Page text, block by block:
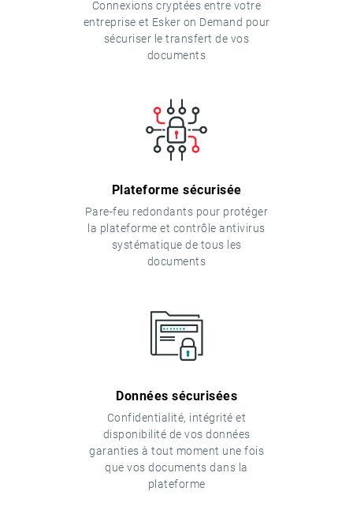
Connexions cryptées entre votre
entreprise et Esker on Demand pour
sécuriser le transfert de vos
documents
Plateforme sécurisée
Pare-feu redondants pour protéger
la plateforme et contrôle antivirus
systématique de tous les
documents
Données sécurisées
Confidentialité, intégrité et
disponibilité de vos données
garanties à tout moment une fois
que vos documents dans la
plateforme